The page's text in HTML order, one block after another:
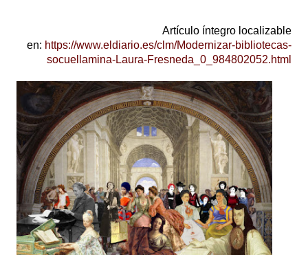
Artículo íntegro localizable
en: https://www.eldiario.es/clm/Modernizar-bibliotecas-
socuellamina-Laura-Fresneda_0_984802052.html